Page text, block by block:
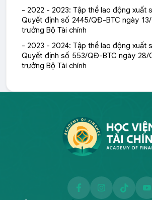
- 2022 - 2023: Tập thể lao động xuất
Quyết định số 2445/QĐ-BTC ngày
trưởng Bộ Tài chính
- 2023 - 2024: Tập thể lao động xuất
Quyết định số 553/QĐ-BTC ngày 28/
trưởng Bộ Tài chính